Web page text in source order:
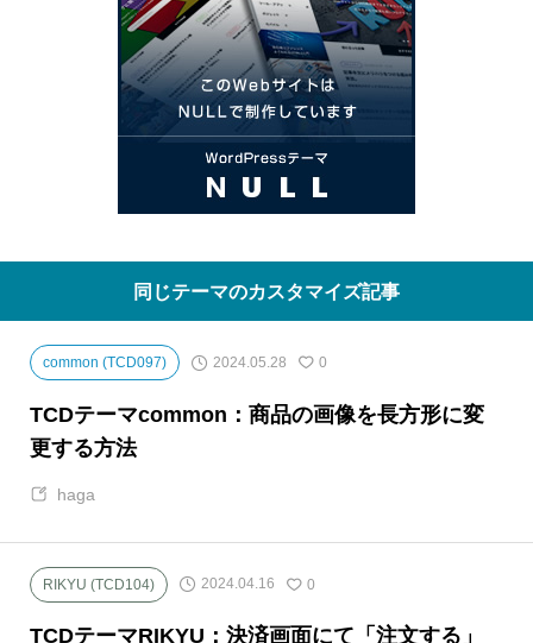
同じテーマのカスタマイズ記事
common (TCD097) 2024.05.28 0
TCDテーマcommon：商品の画像を長方形に変
更する方法
haga
RIKYU (TCD104) 2024.04.16 0
TCDテーマRIKYU：決済画面にて「注文する」